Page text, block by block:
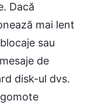
Dacă
mai lent
sau
de
disk-ul dvs.